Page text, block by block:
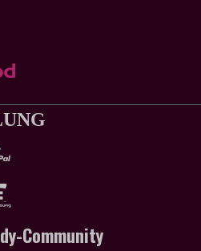
Community